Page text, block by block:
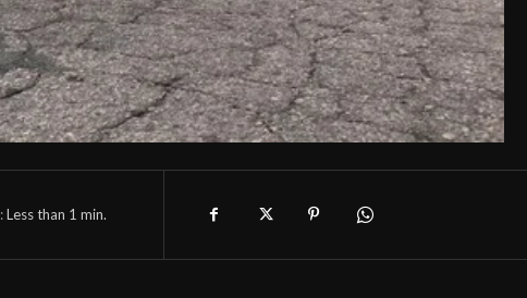
Less than 1 min.